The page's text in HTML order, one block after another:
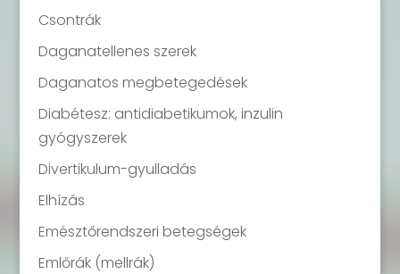
Csontrák
Daganatellenes szerek
Daganatos megbetegedések
Diabétesz: antidiabetikumok, inzulin
gyógyszerek
Divertikulum-gyulladás
Elhízás
Emésztőrendszeri betegségek
Emlőrák (mellrák)